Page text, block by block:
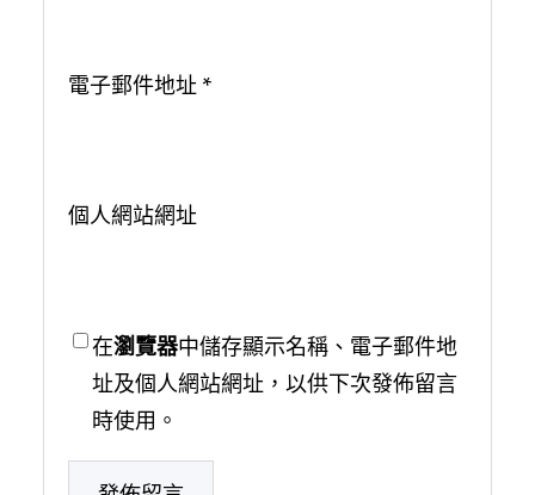
電子郵件地址 *
個人網站網址
在瀏覽器中儲存顯示名稱、電子郵件地
址及個人網站網址，以供下次發佈留言
時使用。